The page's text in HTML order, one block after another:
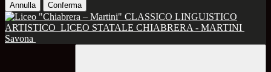
Annulla Conferma
CLASSICO LINGUISTICO
ARTISTICO LICEO STATALE CHIABRERA - MARTINI
Savona